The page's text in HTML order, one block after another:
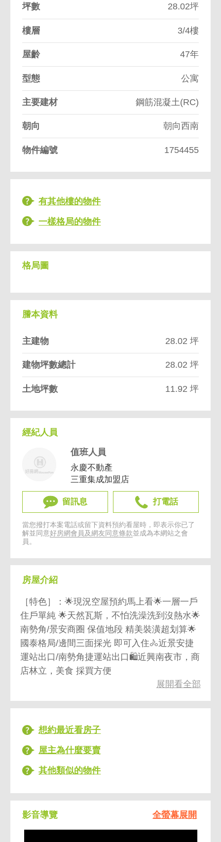
坪數 28.02坪
樓層 3/4樓
屋齡 47年
型態 公寓
主要建材 鋼筋混凝土(RC)
朝向 朝向西南
物件編號 1754455
有其他樓的物件
一樣格局的物件
格局圖
謄本資料
主建物 28.02 坪
建物坪數總計 28.02 坪
土地坪數 11.92 坪
經紀人員
值班人員
永慶不動產
三重集成加盟店
留訊息 打電話
當您撥打本案電話或留下資料預約看屋時，即表示你已了
解並同意好房網會員及網友同意條款並成為本網站之會
員。
房屋介紹
［特色］：🌟現況空屋預約馬上看🌟一層一戶
住戶單純 🌟天然瓦斯，不怕洗澡洗到沒熱水🌟
南勢角/景安商圈 保值地段 精美裝潢超划算🌟
國泰格局/邊間三面採光 即可入住🚴近景安捷
運站出口/南勢角捷運站出口🛍️近興南夜市，商
店林立，美食 採買方便
展開看全部
想約最近看房子
屋主為什麼要賣
其他類似的物件
影音導覽 全螢幕展開